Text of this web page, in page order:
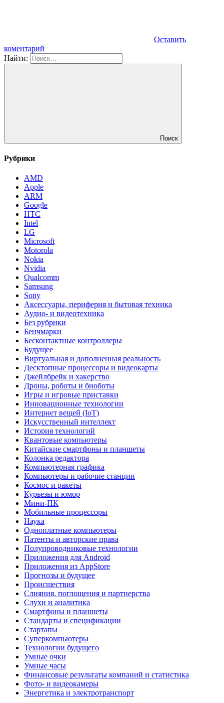
Оставить
коментарий
Найти:
Поиск
Рубрики
AMD
Apple
ARM
Google
HTC
Intel
LG
Microsoft
Motorola
Nokia
Nvidia
Qualcomm
Samsung
Sony
Аксессуары, периферия и бытовая техника
Аудио- и видеотехника
Без рубрики
Бенчмарки
Бесконтактные контроллеры
Будущее
Виртуальная и дополненная реальность
Десктопные процессоры и видеокарты
Джейлбрейк и хакерство
Дроны, роботы и биоботы
Игры и игровые приставки
Инновационные технологии
Интернет вещей (IoT)
Искусственный интеллект
История технологий
Квантовые компьютеры
Китайские смартфоны и планшеты
Колонка редактора
Компьютерная графика
Компьютеры и рабочие станции
Космос и ракеты
Курьезы и юмор
Мини-ПК
Мобильные процессоры
Наука
Одноплатные компьютеры
Патенты и авторские права
Полупроводниковые технологии
Приложения для Android
Приложения из AppStore
Прогнозы и будущее
Происшествия
Слияния, поглощения и партнерства
Слухи и аналитика
Смартфоны и планшеты
Стандарты и спецификации
Стартапы
Суперкомпьютеры
Технологии будущего
Умные очки
Умные часы
Финансовые результаты компаний и статистика
Фото- и видеокамеры
Энергетика и электротранспорт